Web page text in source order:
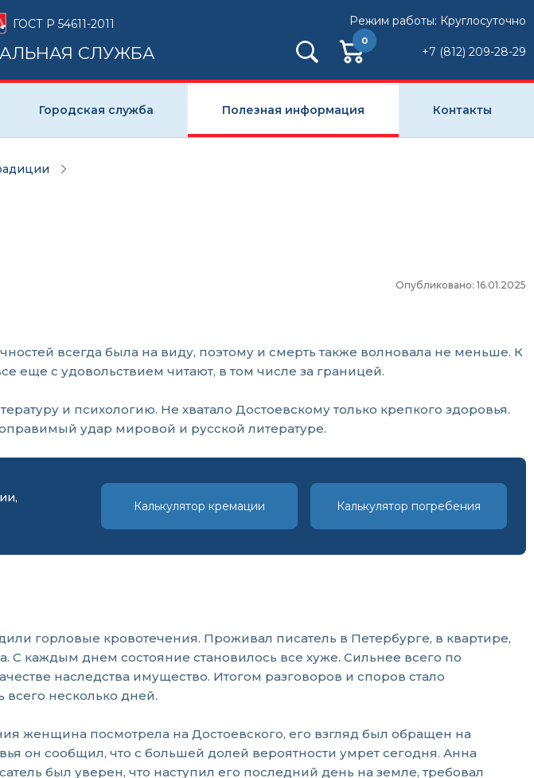
ГОСТ Р 54611-2011
СЛУЖБА
Режим работы: Круглосуточно
0
+7 (812) 209-28-29
Городская служба Полезная информация Контакты
Опубликовано: 16.01.2025
всегда была на виду, поэтому и смерть также волновала не меньше. К
еще с удовольствием читают, в том числе за границей.
и психологию. Не хватало Достоевскому только крепкого здоровья.
удар мировой и русской литературе.
Калькулятор кремации Калькулятор погребения
горловые кровотечения. Проживал писатель в Петербурге, в квартире,
каждым днем состояние становилось все хуже. Сильнее всего по
наследства имущество. Итогом разговоров и споров стало
несколько дней.
женщина посмотрела на Достоевского, его взгляд был обращен на
он сообщил, что с большей долей вероятности умрет сегодня. Анна
был уверен, что наступил его последний день на земле, требовал